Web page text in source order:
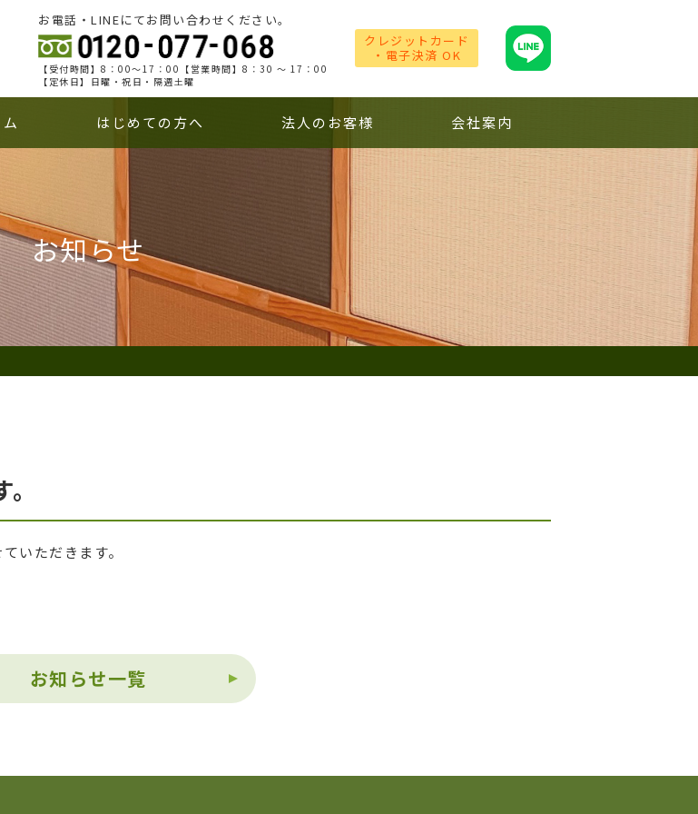
お電話・LINEにてお問い合わせください。
【受付時間】8：00～17：00【営業時間】8：30 ～ 17：00
【定休日】日曜・祝日・隔週土曜
クレジットカード
・電子決済 OK
はじめての方へ 法人のお客様 会社案内
お知らせ
いただきます。
お知らせ一覧